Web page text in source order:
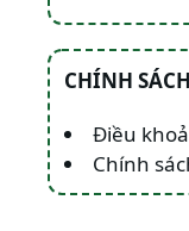
CHÍNH
Điều
Chính